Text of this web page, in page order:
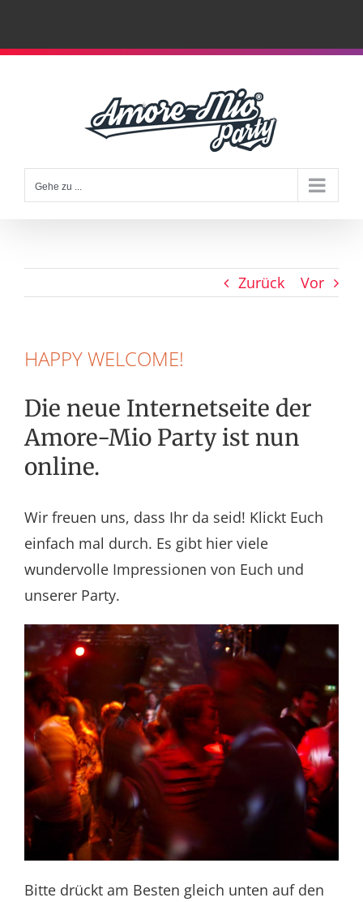
Zum
Gehe zu ...
Zurück Vor
HAPPY WELCOME!
Die neue Internetseite der
Amore-Mio Party ist nun
online.
Wir freuen uns, dass Ihr da seid! Klickt Euch
einfach mal durch. Es gibt hier viele
wundervolle Impressionen von Euch und
unserer Party.
Bitte drückt am Besten gleich unten auf den